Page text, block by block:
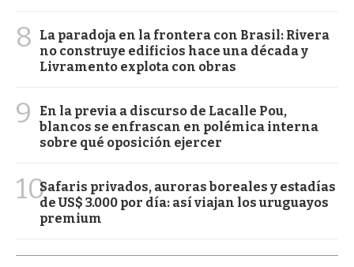
8
La paradoja en la frontera con Brasil: Rivera
no construye edificios hace una década y
Livramento explota con obras
9
En la previa a discurso de Lacalle Pou,
blancos se enfrascan en polémica interna
sobre qué oposición ejercer
10Safaris privados, auroras boreales y estadías
de US$ 3.000 por día: así viajan los uruguayos
premium